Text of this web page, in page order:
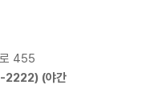
455
2222) (야간